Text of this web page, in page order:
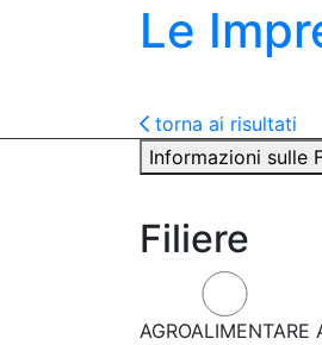
Le
torna ai risultati
Informazioni sulle
Filiere
AGROALIMENTARE